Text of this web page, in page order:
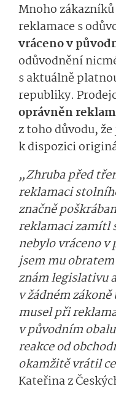
Mnoho
reklamace s
vráceno v
odůvodnění
s aktuálně
republiky.
oprávněn
z toho důvodu,
k dispozici
„Zhruba před
reklamaci
značně
reklamaci zamítl
nebylo vráceno
jsem mu
znám legislativu
v žádném
musel při
v původním
reakce od
okamžitě vrátil
Kateřina z